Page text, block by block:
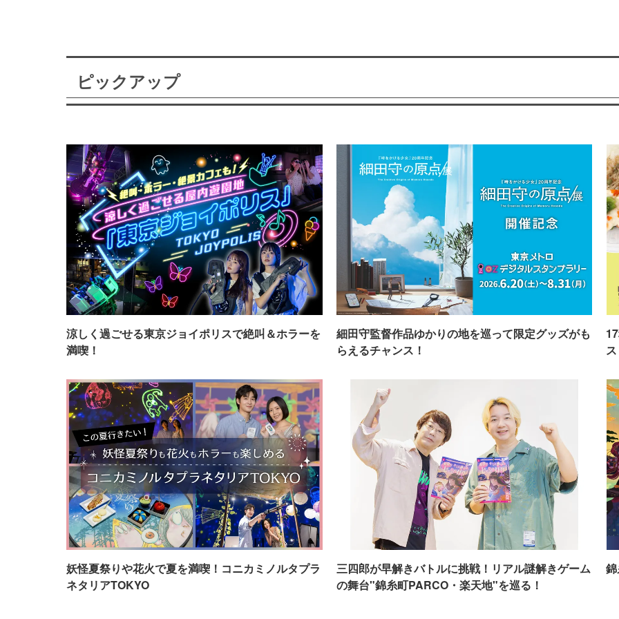
ピックアップ
涼しく過ごせる東京ジョイポリスで絶叫＆ホラーを
満喫！
細田守監督作品ゆかりの地を巡って限定グッズがも
らえるチャンス！
妖怪夏祭りや花火で夏を満喫！コニカミノルタプラ
ネタリアTOKYO
三四郎が早解きバトルに挑戦！リアル謎解きゲーム
の舞台"錦糸町PARCO・楽天地"を巡る！